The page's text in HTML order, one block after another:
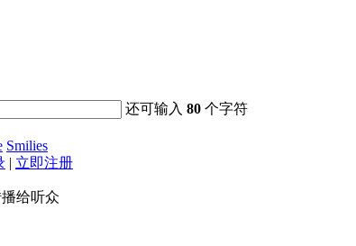
还可输入80 个字符
Smilies
| 立即注册
给听众